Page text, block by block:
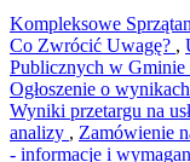
Kompleksowe
Co Zwrócić Uwagę? ,
Publicznych w Gminie
Ogłoszenie o
Wyniki przetargu na
analizy , Zamówienie
- informacje i